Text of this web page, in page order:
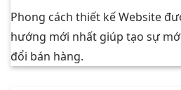
Phong cách thiết kế Website
hướng mới nhất giúp tạo sự
đổi bán hàng.